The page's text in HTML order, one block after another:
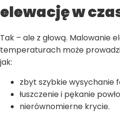
elewację w
Tak – ale z głową. Malowanie
temperaturach może
jak:
zbyt szybkie wysychanie
łuszczenie i pękanie
nierównomierne krycie.